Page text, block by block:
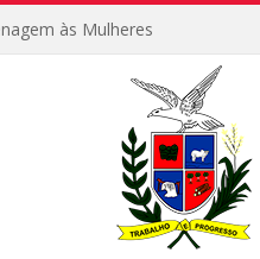
às Mulheres